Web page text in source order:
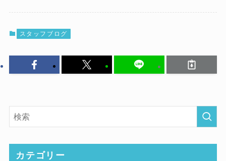
スタッフブログ
カテゴリー